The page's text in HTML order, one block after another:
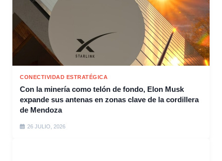
CONECTIVIDAD ESTRATÉGICA
Con la minería como telón de fondo, Elon Musk
expande sus antenas en zonas clave de la cordillera
de Mendoza
26 JULIO, 2026